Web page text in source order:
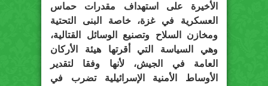
الأخيرة على استهداف مقدرات حماس
العسكرية في غزة، خاصة البنى التحتية
ومخازن السلاح وتصنيع الوسائل القتالية،
وهي السياسة التي أقرتها هيئة الأركان
العامة في الجيش، لأنها وفقا لتقدير
الأوساط الأمنية الإسرائيلية تضرب في